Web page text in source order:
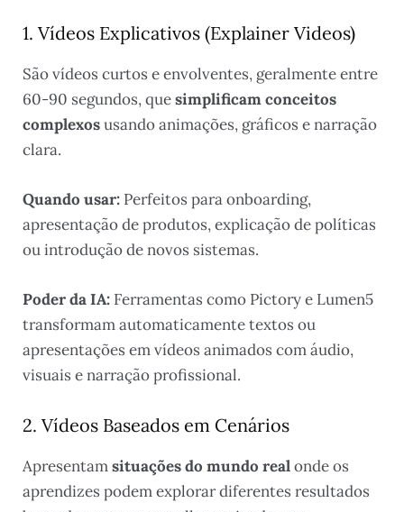
1. Vídeos Explicativos (Explainer Videos)
São vídeos curtos e envolventes, geralmente entre
60-90 segundos, quesimplificam conceitos
complexosusando animações, gráficos e narração
clara.
Quando usar: Perfeitos para onboarding,
apresentação de produtos, explicação de políticas
ou introdução de novos sistemas.
Poder da IA: Ferramentas como Pictory e Lumen5
transformam automaticamente textos ou
apresentações em vídeos animados com áudio,
visuais e narração profissional.
2. Vídeos Baseados em Cenários
Apresentamsituações do mundo realonde os
aprendizes podem explorar diferentes resultados